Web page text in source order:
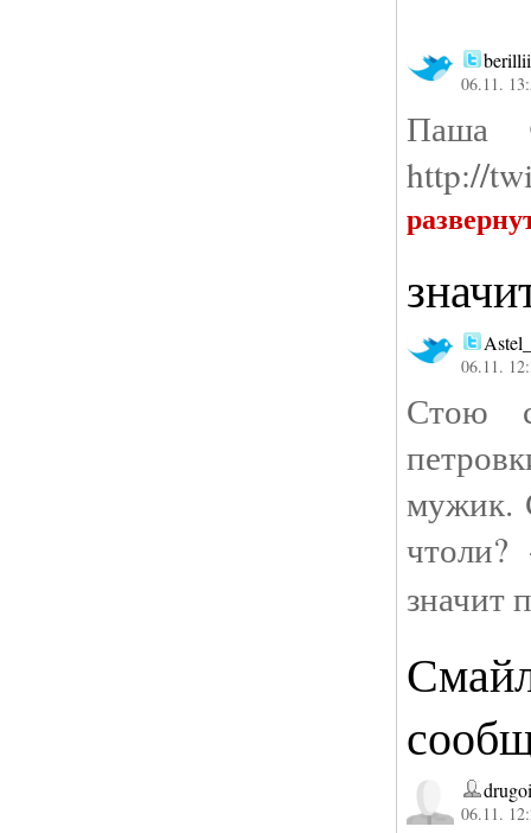
berillii
06.11.
Паша
http://
Astel_
06.11.
Стою
мужик.
значит
drugoi
06.11.